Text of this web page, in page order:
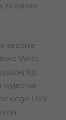
zaledwie
sezonie
Wola.
ligi.
USV